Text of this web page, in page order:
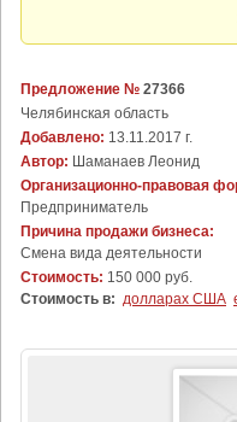
Предложение № 27366
Челябинская область
Добавлено: 13.11.2017 г.
Автор: Шаманаев Леонид
Организационно-правовая
Предприниматель
Причина продажи бизнеса:
Cмена вида деятельности
Стоимость: 150 000 руб.
Стоимость в: долларах США